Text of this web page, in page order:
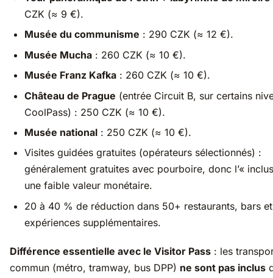
CZK (≈ 9 €).
Musée du communisme : 290 CZK (≈ 12 €).
Musée Mucha : 260 CZK (≈ 10 €).
Musée Franz Kafka : 260 CZK (≈ 10 €).
Château de Prague (entrée Circuit B, sur certains
CoolPass) : 250 CZK (≈ 10 €).
Musée national : 250 CZK (≈ 10 €).
Visites guidées gratuites (opérateurs sélectionnés) :
généralement gratuites avec pourboire, donc l’«
une faible valeur monétaire.
20 à 40 % de réduction dans 50+ restaurants, bars et
expériences supplémentaires.
Différence essentielle avec le Visitor Pass : les
commun (métro, tramway, bus DPP) ne sont pas inclus